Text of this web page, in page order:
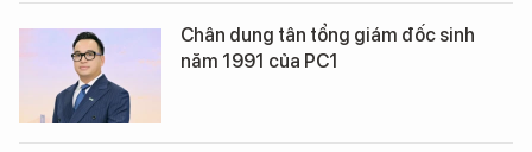
Chân dung tân tổng giám đốc sinh
năm 1991 của PC1